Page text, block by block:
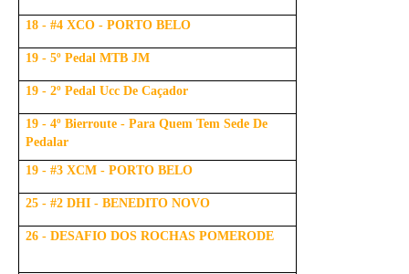
18 - #4 XCO - PORTO BELO
19 - 5º Pedal MTB JM
19 - 2º Pedal Ucc De Caçador
19 - 4º Bierroute - Para Quem Tem Sede De
Pedalar
19 - #3 XCM - PORTO BELO
25 - #2 DHI - BENEDITO NOVO
26 - DESAFIO DOS ROCHAS POMERODE